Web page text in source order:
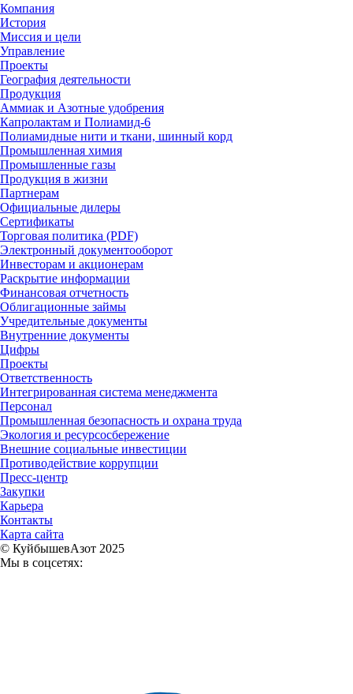
Компания
История
Миссия и цели
Управление
Проекты
География деятельности
Продукция
Аммиак и Азотные удобрения
Капролактам и Полиамид-6
Полиамидные нити и ткани, шинный корд
Промышленная химия
Промышленные газы
Продукция в жизни
Партнерам
Официальные дилеры
Сертификаты
Торговая политика (PDF)
Электронный документооборот
Инвесторам и акционерам
Раскрытие информации
Финансовая отчетность
Облигационные займы
Учредительные документы
Внутренние документы
Цифры
Проекты
Ответственность
Интегрированная система менеджмента
Персонал
Промышленная безопасность и охрана труда
Экология и ресурсосбережение
Внешние социальные инвестиции
Противодействие коррупции
Пресс-центр
Закупки
Карьера
Контакты
Карта сайта
© КуйбышевАзот 2025
Мы в соцсетях: